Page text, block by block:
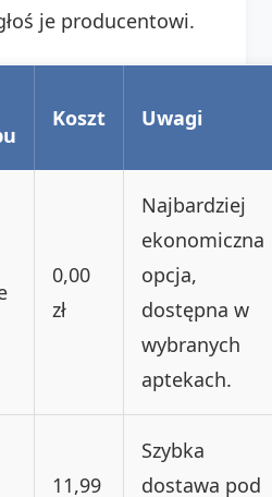
je producentowi.
Koszt Uwagi
0,00
zł
Najbardziej
ekonomiczna
opcja,
dostępna w
wybranych
aptekach.
11,99
Szybka
dostawa pod